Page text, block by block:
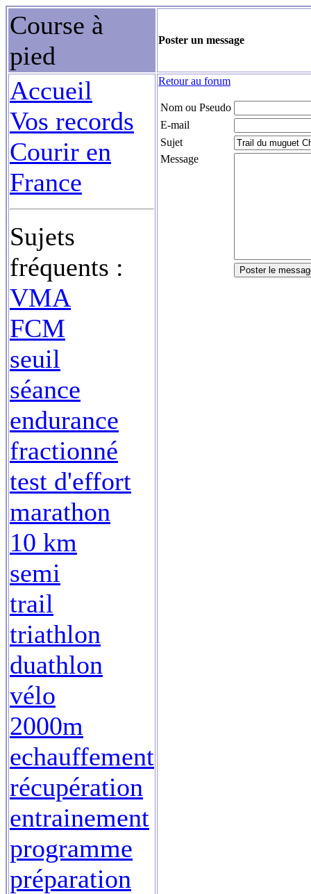
Course à
pied
Poster un message
Accueil
Vos records
Courir en
France
Sujets
fréquents :
VMA
FCM
seuil
séance
endurance
fractionné
test d'effort
marathon
10 km
semi
trail
triathlon
duathlon
vélo
2000m
echauffement
récupération
entrainement
programme
préparation
Retour au forum
Nom ou Pseudo
E-mail
Sujet
Message